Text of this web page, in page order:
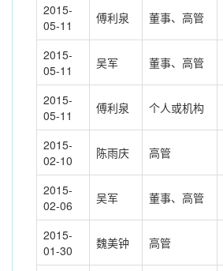
2015-
05-11
傅利泉 董事、高管
2015-
05-11
吴军 董事、高管
2015-
05-11
傅利泉 个人或机构
2015-
02-10
陈雨庆 高管
2015-
02-06
吴军 董事、高管
2015-
01-30
魏美钟 高管